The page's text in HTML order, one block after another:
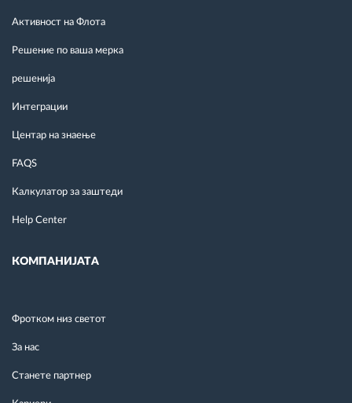
Активност на Флота
Решение по ваша мерка
решенија
Интеграции
Центар на знаење
FAQS
Калкулатор за заштеди
Help Center
КОМПАНИЈАТА
Фротком низ светот
За нас
Станете партнер